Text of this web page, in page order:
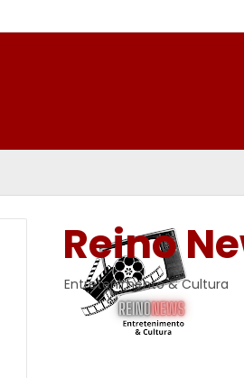
Reino
Entretenimento & Cultura